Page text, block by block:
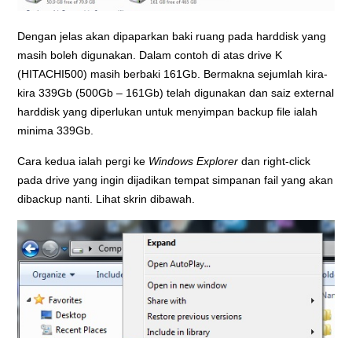
Dengan jelas akan dipaparkan baki ruang pada harddisk yang
masih boleh digunakan. Dalam contoh di atas drive K
(HITACHI500) masih berbaki 161Gb. Bermakna sejumlah kira-
kira 339Gb (500Gb – 161Gb) telah digunakan dan saiz external
harddisk yang diperlukan untuk menyimpan backup file ialah
minima 339Gb.
Cara kedua ialah pergi ke Windows Explorer dan right-click
pada drive yang ingin dijadikan tempat simpanan fail yang akan
dibackup nanti. Lihat skrin dibawah.